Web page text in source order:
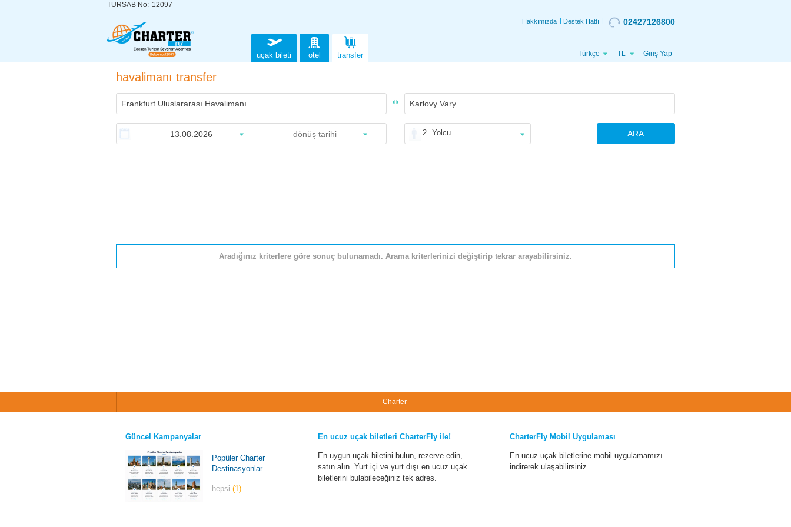
TURSAB No: 12097
Hakkımızda Destek Hattı 02427126800
uçak bileti otel transfer Türkçe TL Giriş Yap
havalimanı transfer
2 Yolcu ARA
Aradığınız kriterlere göre sonuç bulunamadı. Arama kriterlerinizi değiştirip tekrar arayabilirsiniz.
Charter
Güncel Kampanyalar
Popüler Charter
Destinasyonlar
hepsi(1)
En ucuz uçak biletleri CharterFly ile!
En uygun uçak biletini bulun, rezerve edin,
satın alın. Yurt içi ve yurt dışı en ucuz uçak
biletlerini bulabileceğiniz tek adres.
CharterFly Mobil Uygulaması
En ucuz uçak biletlerine mobil uygulamamızı
indirerek ulaşabilirsiniz.